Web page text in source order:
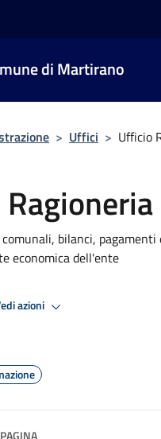
di Martirano
> Uffici > Ufficio
bilanci, pagamenti
economica dell'ente
azioni